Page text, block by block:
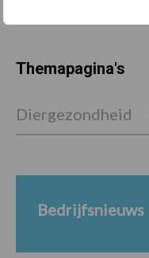
Themapagina's
Diergezondheid
Bedrijfsnieuws